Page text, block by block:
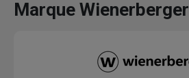
Marque Wienerberger